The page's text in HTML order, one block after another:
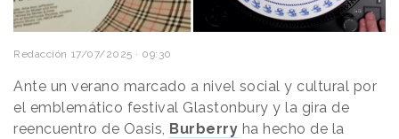
Redacción 17/07/2025 · 09:30
Ante un verano marcado a nivel social y cultural por
el emblemático festival Glastonbury y la gira de
reencuentro de Oasis, Burberry ha hecho de la